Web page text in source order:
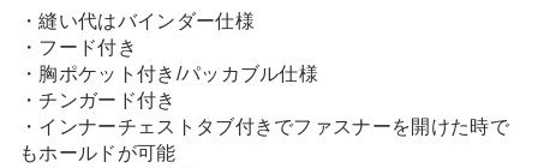
・縫い代はバインダー仕様
・フード付き
・胸ポケット付き/パッカブル仕様
・チンガード付き
・インナーチェストタブ付きでファスナーを開けた時で
もホールドが可能